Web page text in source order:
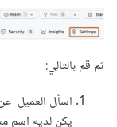
ثم قم بالتالي: